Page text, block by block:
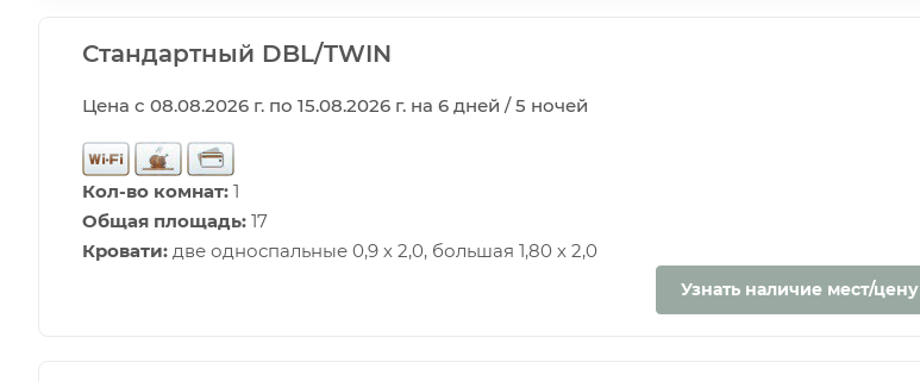
Стандартный DBL/TWIN
Цена с 08.08.2026 г. по 15.08.2026 г. на 6 дней / 5 ночей
Кол-во комнат: 1
Общая площадь: 17
Кровати: две односпальные 0,9 х 2,0, большая 1,80 х 2,0
Узнать наличие мест/цену